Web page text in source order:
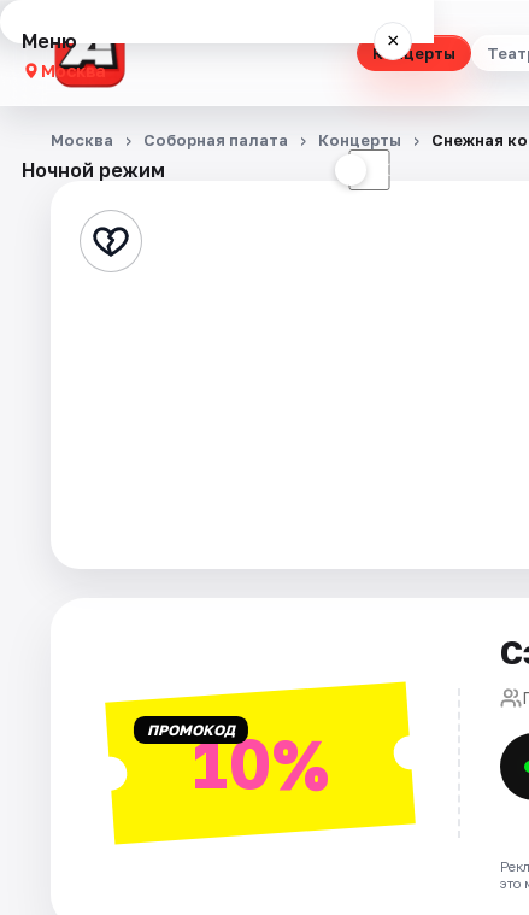
Концерты
Меню ×
Москва
Концерты
Стендап
Артисты
Ночной режим ☾
Москва Соборная палата Концерты Снежная
ПРОМОКОД10%
это